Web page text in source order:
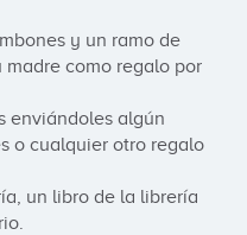
y un ramo de
como regalo por
enviándoles algún
o cualquier otro regalo
un libro de la librería